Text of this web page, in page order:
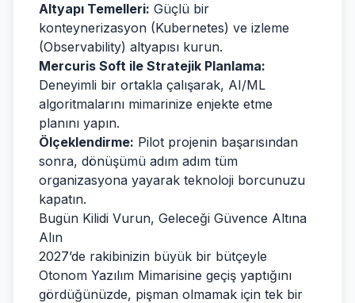
Altyapı Temelleri: Güçlü bir
konteynerizasyon (Kubernetes) ve izleme
(Observability) altyapısı kurun.
Mercuris Soft ile Stratejik Planlama:
Deneyimli bir ortakla çalışarak, AI/ML
algoritmalarını mimarinize enjekte etme
planını yapın.
Ölçeklendirme: Pilot projenin başarısından
sonra, dönüşümü adım adım tüm
organizasyona yayarak teknoloji borcunuzu
kapatın.
Bugün Kilidi Vurun, Geleceği Güvence Altına
Alın
2027’de rakibinizin büyük bir bütçeyle
Otonom Yazılım Mimarisine geçiş yaptığını
gördüğünüzde, pişman olmamak için tek bir